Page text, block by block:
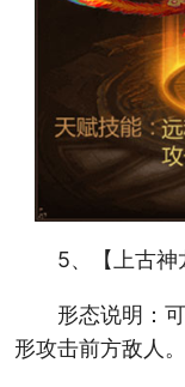
5、【上古神
形态说明：
形攻击前方敌人。